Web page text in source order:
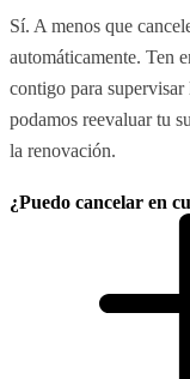
Sí. A menos que
automáticamente. Ten
contigo para supervisar
podamos reevaluar tu
la renovación.
¿Puedo cancelar en